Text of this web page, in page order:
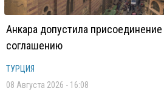
Анкара допустила
соглашению
ТУРЦИЯ
08 Августа 2026 - 16:08